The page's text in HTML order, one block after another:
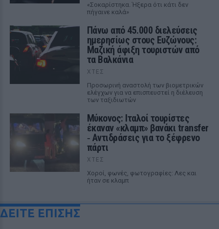
«Σοκαρίστηκα. Ήξερα ότι κάτι δεν
πήγαινε καλά»
Πάνω από 45.000 διελεύσεις
ημερησίως στους Ευζώνους:
Μαζική άφιξη τουριστών από
τα Βαλκάνια
ΧΤΕΣ
Προσωρινή αναστολή των βιομετρικών
ελέγχων για να επισπευστεί η διέλευση
των ταξιδιωτών
Μύκονος: Ιταλοί τουρίστες
έκαναν «κλαμπ» βανάκι transfer
‑ Αντιδράσεις για το ξέφρενο
πάρτι
ΧΤΕΣ
Χοροί, φωνές, φωτογραφίες: Λες και
ήταν σε κλαμπ
ΔΕΙΤΕ ΕΠΙΣΗΣ